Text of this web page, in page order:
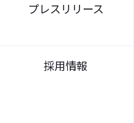
プレスリリース
採用情報